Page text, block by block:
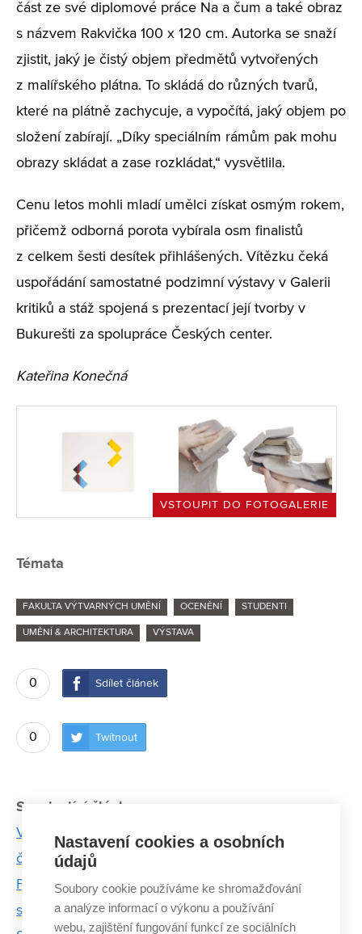
část ze své diplomové práce Na a čum a také obraz
s názvem Rakvička 100 x 120 cm. Autorka se snaží
zjistit, jaký je čistý objem předmětů vytvořených
z malířského plátna. To skládá do různých tvarů,
které na plátně zachycuje, a vypočítá, jaký objem po
složení zabírají. „Díky speciálním rámům pak mohu
obrazy skládat a zase rozkládat,“ vysvětlila.
Cenu letos mohli mladí umělci získat osmým rokem,
přičemž odborná porota vybírala osm finalistů
z celkem šesti desítek přihlášených. Vítězku čeká
uspořádání samostatné podzimní výstavy v Galerii
kritiků a stáž spojená s prezentací její tvorby v
Bukurešti za spolupráce Českých center.
Kateřina Konečná
VSTOUPIT DO FOTOGALERIE
Témata
FAKULTA VÝTVARNÝCH UMĚNÍ OCENĚNÍ STUDENTI
UMĚNÍ & ARCHITEKTURA VÝSTAVA
0 Sdílet článek
0 Twítnout
Související články:
Výstava Loučení je intimní zpovědí o odchodu
člověka
Finalistkou Ceny Jindřicha Chalupeckého je
studentka FaVU Katarína Hládeková
Nastavení cookies a osobních
údajů
Soubory cookie používáme ke shromažďování
a analýze informací o výkonu a používání
webu, zajištění fungování funkcí ze sociálních